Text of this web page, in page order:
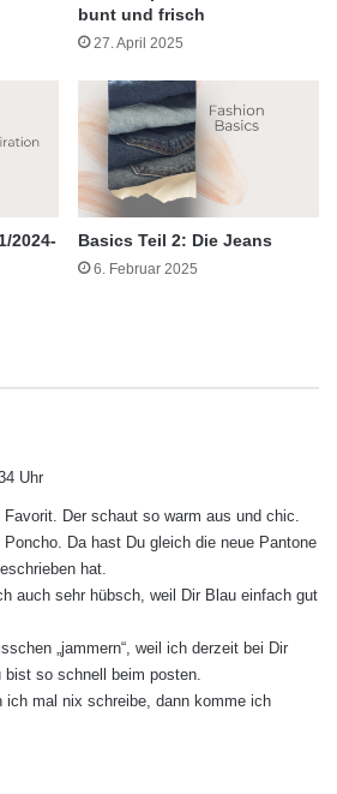
bunt und frisch
27. April 2025
2024-
Basics Teil 2: Die Jeans
6. Februar 2025
Uhr
Der schaut so warm aus und chic.
Da hast Du gleich die neue Pantone
hat.
auch sehr hübsch, weil Dir Blau einfach gut
„jammern“, weil ich derzeit bei Dir
so schnell beim posten.
mal nix schreibe, dann komme ich